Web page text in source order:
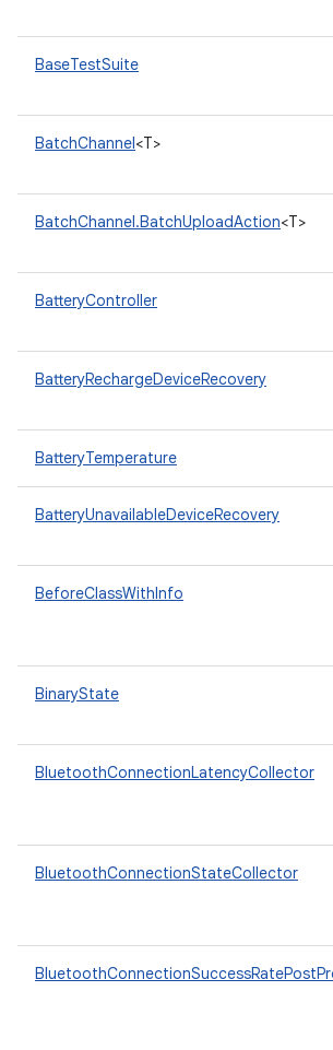
BaseTestSuite
BatchChannel<T>
BatchChannel.BatchUploadAction<T>
BatteryController
BatteryRechargeDeviceRecovery
BatteryTemperature
BatteryUnavailableDeviceRecovery
BeforeClassWithInfo
BinaryState
BluetoothConnectionLatencyCollector
BluetoothConnectionStateCollector